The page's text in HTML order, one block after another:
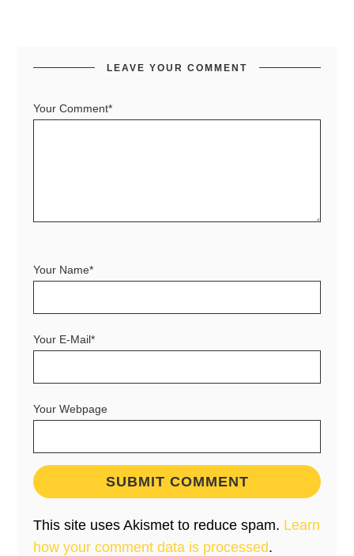
LEAVE YOUR COMMENT
Your Comment*
Your Name*
Your E-Mail*
Your Webpage
This site uses Akismet to reduce spam. Learn
how your comment data is processed.